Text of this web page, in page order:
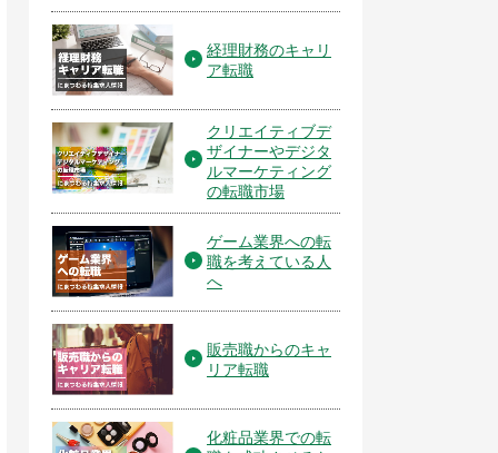
経理財務のキャリ
ア転職
クリエイティブデ
ザイナーやデジタ
ルマーケティング
の転職市場
ゲーム業界への転
職を考えている人
へ
販売職からのキャ
リア転職
化粧品業界での転